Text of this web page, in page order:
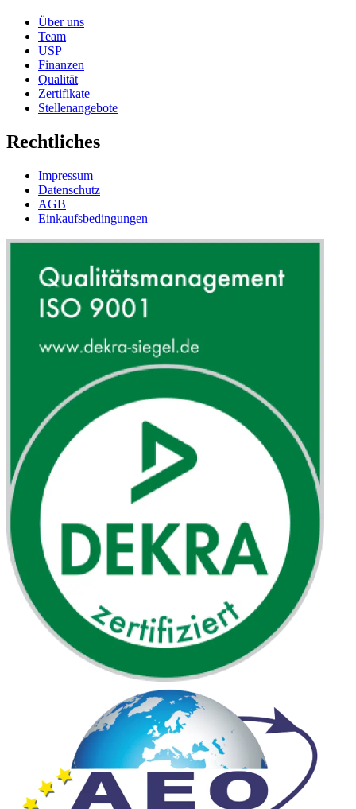
Über uns
Team
USP
Finanzen
Qualität
Zertifikate
Stellenangebote
Rechtliches
Impressum
Datenschutz
AGB
Einkaufsbedingungen